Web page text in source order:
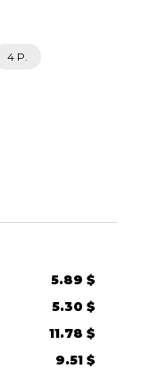
4 P.
5.89 $
5.30 $
11.78 $
9.51 $